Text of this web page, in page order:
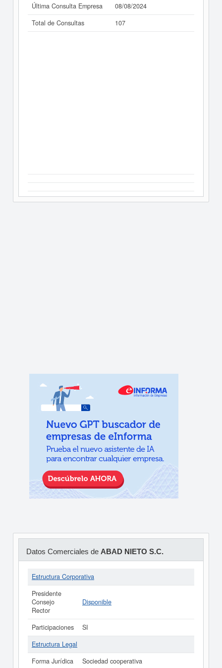
Última Consulta Empresa
08/08/2024
Total de Consultas
107
Datos Comerciales de ABAD NIETO S.C.
Estructura Corporativa
Presidente
Consejo
Rector
Disponible
Participaciones
SI
Estructura Legal
Forma Jurídica
Sociedad cooperativa